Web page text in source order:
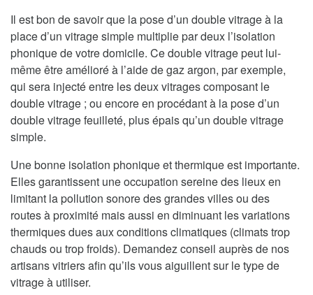
Il est bon de savoir que la pose d’un double vitrage à la
place d’un vitrage simple multiplie par deux l’isolation
phonique de votre domicile. Ce double vitrage peut lui-
même être amélioré à l’aide de gaz argon, par exemple,
qui sera injecté entre les deux vitrages composant le
double vitrage ; ou encore en procédant à la pose d’un
double vitrage feuilleté, plus épais qu’un double vitrage
simple.
Une bonne isolation phonique et thermique est importante.
Elles garantissent une occupation sereine des lieux en
limitant la pollution sonore des grandes villes ou des
routes à proximité mais aussi en diminuant les variations
thermiques dues aux conditions climatiques (climats trop
chauds ou trop froids). Demandez conseil auprès de nos
artisans vitriers afin qu’ils vous aiguillent sur le type de
vitrage à utiliser.